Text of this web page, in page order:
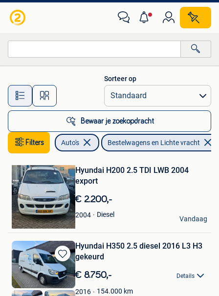
Alle afstanden…
Sorteer op
Bewaar je zoekopdracht
Filters Auto's
Bestelwagens en Lichte vracht
Bewaren
Mijn
Favorieten
Hyundai H200 2.5 TDI LWB 2004
export
€ 2.200,-
2004 Diesel
Issy
Brussel
Vandaag
Bewaren
in
Mijn
Favorieten
Hyundai H350 2.5 diesel 2016 L3 H3
gekeurd
€ 8.750,- Details
2016 154.000 km